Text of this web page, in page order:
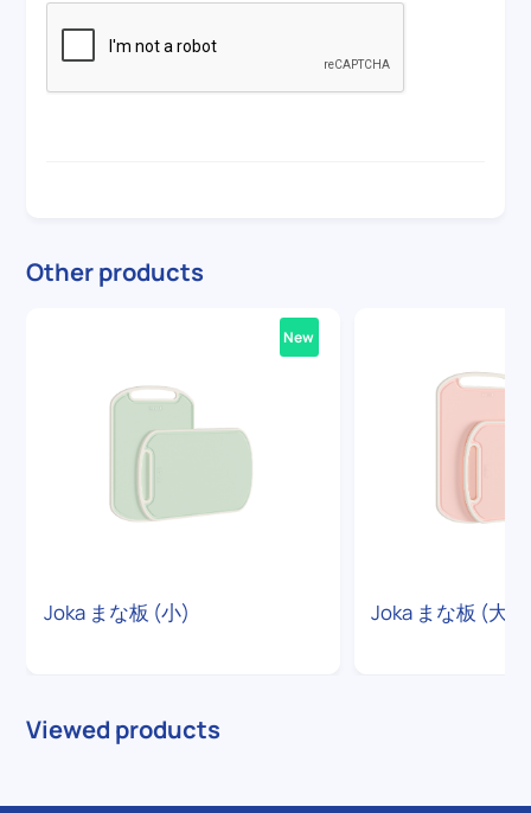
Other products
Joka まな板 (小)
New
Joka まな板 (大)
Viewed products